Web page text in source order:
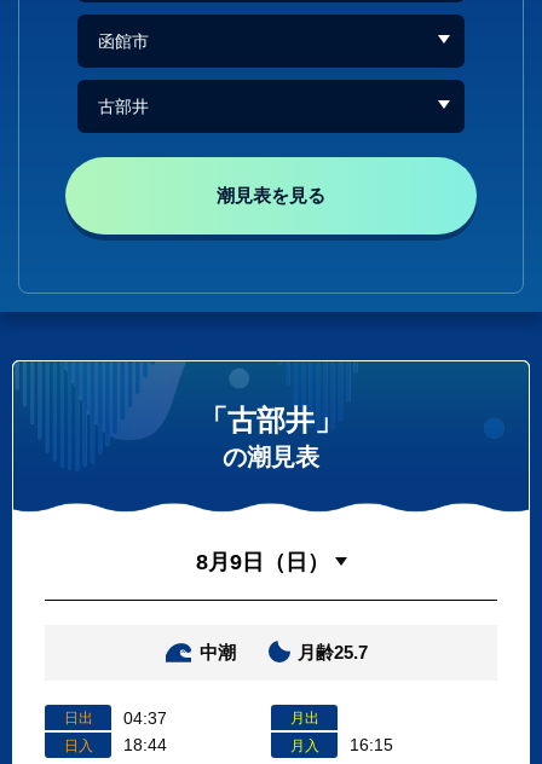
潮見表を見る
「古部井」
の潮見表
中潮 月齢25.7
日出 04:37
日入 18:44
月出
月入
16:15